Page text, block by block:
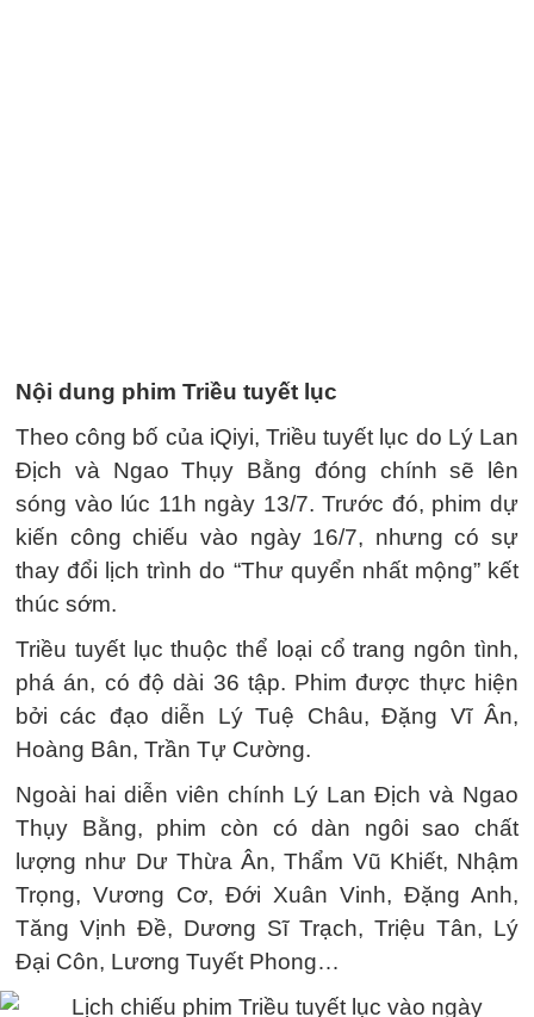
Nội dung phim Triều tuyết lục
Theo công bố của iQiyi, Triều tuyết lục do Lý Lan
Địch và Ngao Thụy Bằng đóng chính sẽ lên
sóng vào lúc 11h ngày 13/7. Trước đó, phim dự
kiến công chiếu vào ngày 16/7, nhưng có sự
thay đổi lịch trình do “Thư quyển nhất mộng” kết
thúc sớm.
Triều tuyết lục thuộc thể loại cổ trang ngôn tình,
phá án, có độ dài 36 tập. Phim được thực hiện
bởi các đạo diễn Lý Tuệ Châu, Đặng Vĩ Ân,
Hoàng Bân, Trần Tự Cường.
Ngoài hai diễn viên chính Lý Lan Địch và Ngao
Thụy Bằng, phim còn có dàn ngôi sao chất
lượng như Dư Thừa Ân, Thẩm Vũ Khiết, Nhậm
Trọng, Vương Cơ, Đới Xuân Vinh, Đặng Anh,
Tăng Vịnh Đề, Dương Sĩ Trạch, Triệu Tân, Lý
Đại Côn, Lương Tuyết Phong…